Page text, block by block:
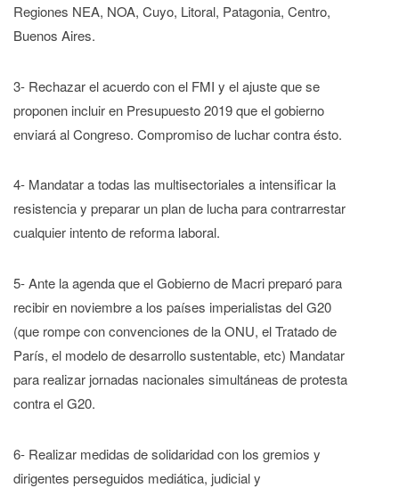
Regiones NEA, NOA, Cuyo, Litoral, Patagonia, Centro,
Buenos Aires.
3- Rechazar el acuerdo con el FMI y el ajuste que se
proponen incluir en Presupuesto 2019 que el gobierno
enviará al Congreso. Compromiso de luchar contra ésto.
4- Mandatar a todas las multisectoriales a intensificar la
resistencia y preparar un plan de lucha para contrarrestar
cualquier intento de reforma laboral.
5- Ante la agenda que el Gobierno de Macri preparó para
recibir en noviembre a los países imperialistas del G20
(que rompe con convenciones de la ONU, el Tratado de
París, el modelo de desarrollo sustentable, etc) Mandatar
para realizar jornadas nacionales simultáneas de protesta
contra el G20.
6- Realizar medidas de solidaridad con los gremios y
dirigentes perseguidos mediática, judicial y